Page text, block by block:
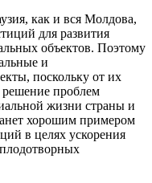
как и вся Молдова,
для развития
объектов. Поэтому
и
поскольку от их
решение проблем
жизни страны и
хорошим примером
в целях ускорения